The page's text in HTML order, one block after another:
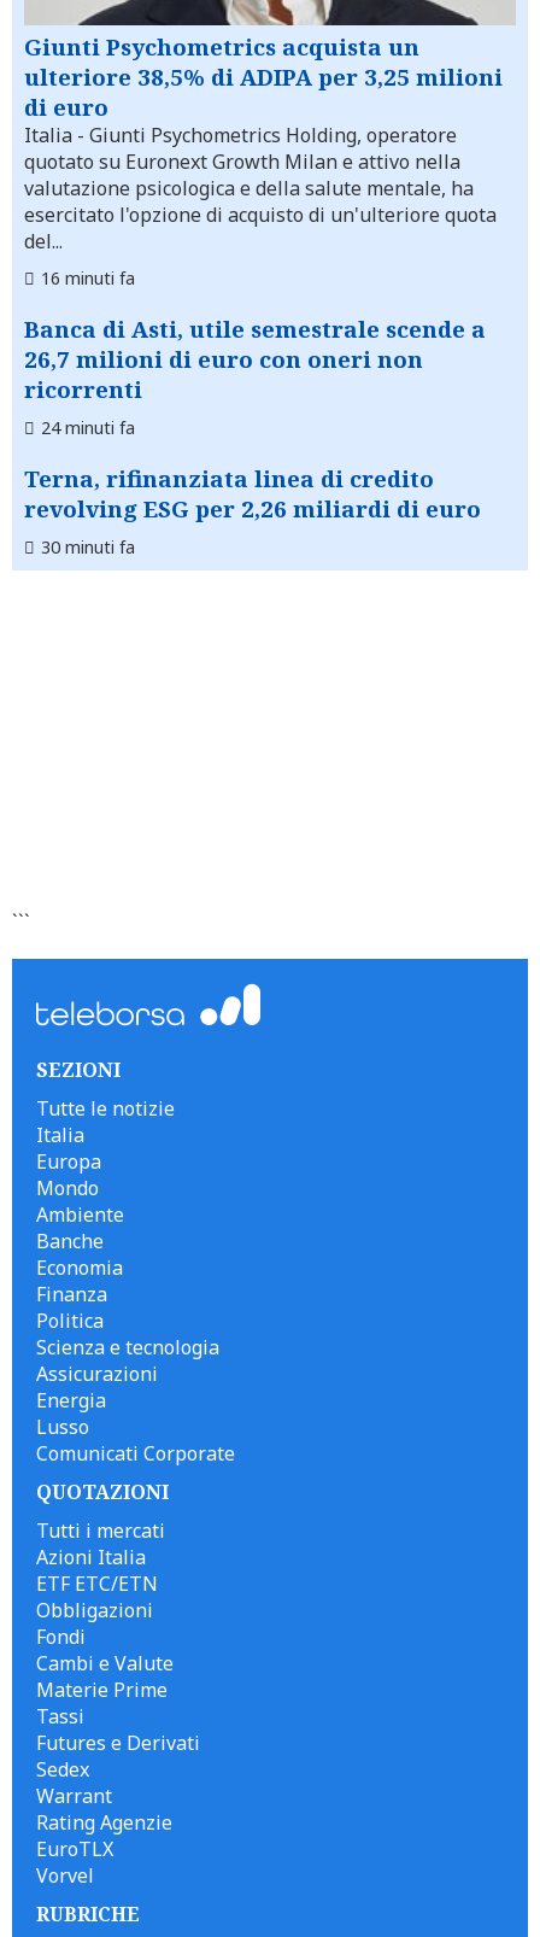
Giunti Psychometrics acquista un
ulteriore 38,5% di ADIPA per 3,25 milioni
di euro
Italia - Giunti Psychometrics Holding, operatore
quotato su Euronext Growth Milan e attivo nella
valutazione psicologica e della salute mentale, ha
esercitato l'opzione di acquisto di un'ulteriore quota
del...
16 minuti fa
Banca di Asti, utile semestrale scende a
26,7 milioni di euro con oneri non
ricorrenti
24 minuti fa
Terna, rifinanziata linea di credito
revolving ESG per 2,26 miliardi di euro
30 minuti fa
```
SEZIONI
Tutte le notizie
Italia
Europa
Mondo
Ambiente
Banche
Economia
Finanza
Politica
Scienza e tecnologia
Assicurazioni
Energia
Lusso
Comunicati Corporate
QUOTAZIONI
Tutti i mercati
Azioni Italia
ETF ETC/ETN
Obbligazioni
Fondi
Cambi e Valute
Materie Prime
Tassi
Futures e Derivati
Sedex
Warrant
Rating Agenzie
EuroTLX
Vorvel
RUBRICHE